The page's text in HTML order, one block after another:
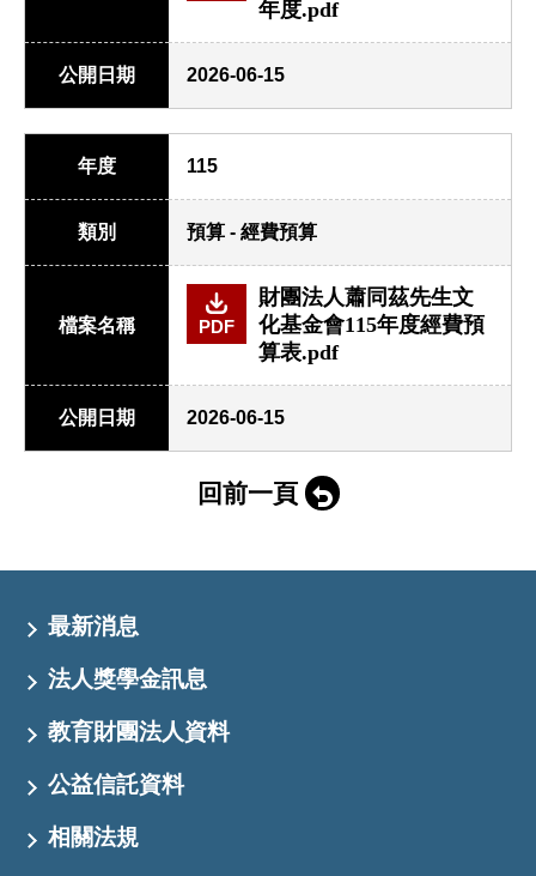
年度.pdf
公開日期 2026-06-15
年度 115
類別 預算 - 經費預算
檔案名稱 PDF
財團法人蕭同茲先生文
化基金會115年度經費預
算表.pdf
公開日期 2026-06-15
回前一頁
最新消息
法人獎學金訊息
教育財團法人資料
公益信託資料
相關法規